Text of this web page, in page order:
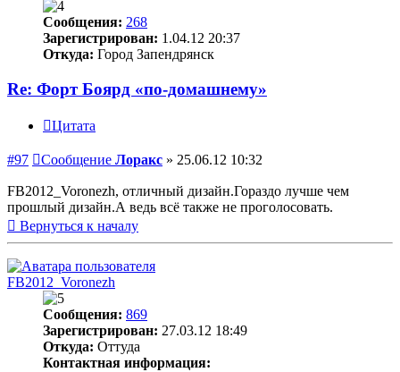
Сообщения: 268
Зарегистрирован: 1.04.12 20:37
Откуда: Город Запендрянск
Re: Форт Боярд «по-домашнему»
Цитата
#97 Сообщение Лоракс » 25.06.12 10:32
FB2012_Voronezh, отличный дизайн.Гораздо лучше чем
прошлый дизайн.А ведь всё также не проголосовать.
Вернуться к началу
FB2012_Voronezh
Сообщения: 869
Зарегистрирован: 27.03.12 18:49
Откуда: Оттуда
Контактная информация: